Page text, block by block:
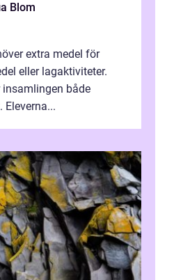
Blom
extra medel för
eller lagaktiviteter.
både
Eleverna...